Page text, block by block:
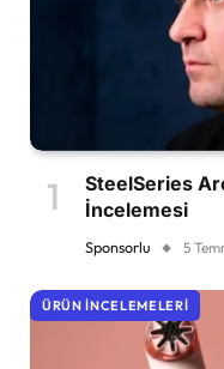
SteelSeries
İncelemesi
Sponsorlu 5
ÜRÜN İNCELEMELERI